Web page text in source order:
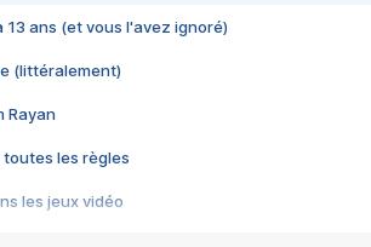
13 ans (et vous l'avez ignoré)
(littéralement)
Rayan
toutes les règles
les jeux vidéo